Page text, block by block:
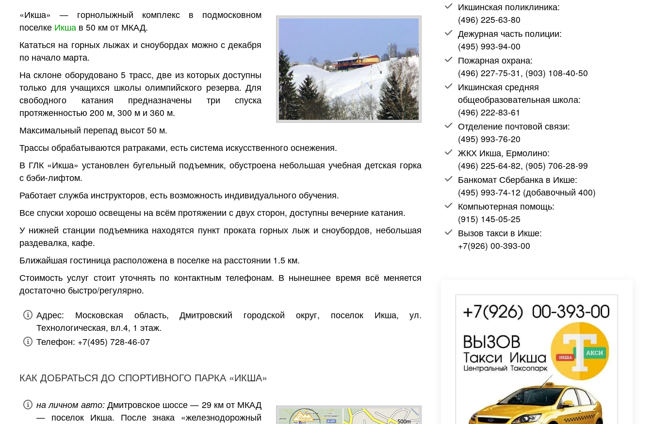
«Икша» — горнолыжный комплекс в подмосковном
поселке Икша в 50 км от МКАД.
Кататься на горных лыжах и сноубордах можно с декабря
по начало марта.
На склоне оборудовано 5 трасс, две из которых доступны
только для учащихся школы олимпийского резерва. Для
свободного катания предназначены три спуска
протяженностью 200 м, 300 м и 360 м.
Максимальный перепад высот 50 м.
Трассы обрабатываются ратраками, есть система искусственного оснежения.
В ГЛК «Икша» установлен бугельный подъемник, обустроена небольшая учебная детская горка
с бэби-лифтом.
Работает служба инструкторов, есть возможность индивидуального обучения.
Все спуски хорошо освещены на всём протяжении с двух сторон, доступны вечерние катания.
У нижней станции подъемника находятся пункт проката горных лыж и сноубордов, небольшая
раздевалка, кафе.
Ближайшая гостиница расположена в поселке на расстоянии 1.5 км.
Стоимость услуг стоит уточнять по контактным телефонам. В нынешнее время всё меняется
достаточно быстро/регулярно.
Адрес: Московская область, Дмитровский городской округ, поселок Икша, ул.
Технологическая, вл.4, 1 этаж.
Телефон: +7(495) 728-46-07
КАК ДОБРАТЬСЯ ДО СПОРТИВНОГО ПАРКА «ИКША»
на личном авто:Дмитровское шоссе — 29 км от МКАД
— поселок Икша. После знака «железнодорожный
Икшинская поликлиника:
(496) 225-63-80
Дежурная часть полиции:
(495) 993-94-00
Пожарная охрана:
(496) 227-75-31, (903) 108-40-50
Икшинская средняя
общеобразовательная школа:
(496) 222-83-61
Отделение почтовой связи:
(495) 993-76-20
ЖКХ Икша, Ермолино:
(496) 225-64-82, (905) 706-28-99
Банкомат Сбербанка в Икше:
(495) 993-74-12 (добавочный 400)
Компьютерная помощь:
(915) 145-05-25
Вызов такси в Икше:
+7(926) 00-393-00